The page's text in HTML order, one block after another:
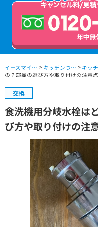
イースマイル公式サイト TOP > キッチンつまり・水漏れ・交換修理 TOP >
の？部品の選び方や取り付けの注意
交換
食洗機用分岐水栓は
び方や取り付けの注